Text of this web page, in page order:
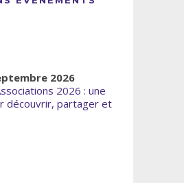
2026
2026 : une
découvrir, partager et